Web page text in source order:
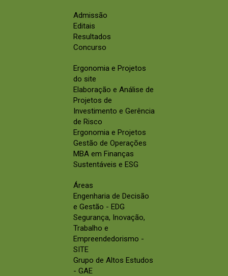
Admissão
Editais
Resultados
Concurso
Ergonomia e Projetos
do site
Elaboração e Análise de
Projetos de
Investimento e Gerência
de Risco
Ergonomia e Projetos
Gestão de Operações
MBA em Finanças
Sustentáveis e ESG
Áreas
Engenharia de Decisão
e Gestão - EDG
Segurança, Inovação,
Trabalho e
Empreendedorismo -
SITE
Grupo de Altos Estudos
- GAE